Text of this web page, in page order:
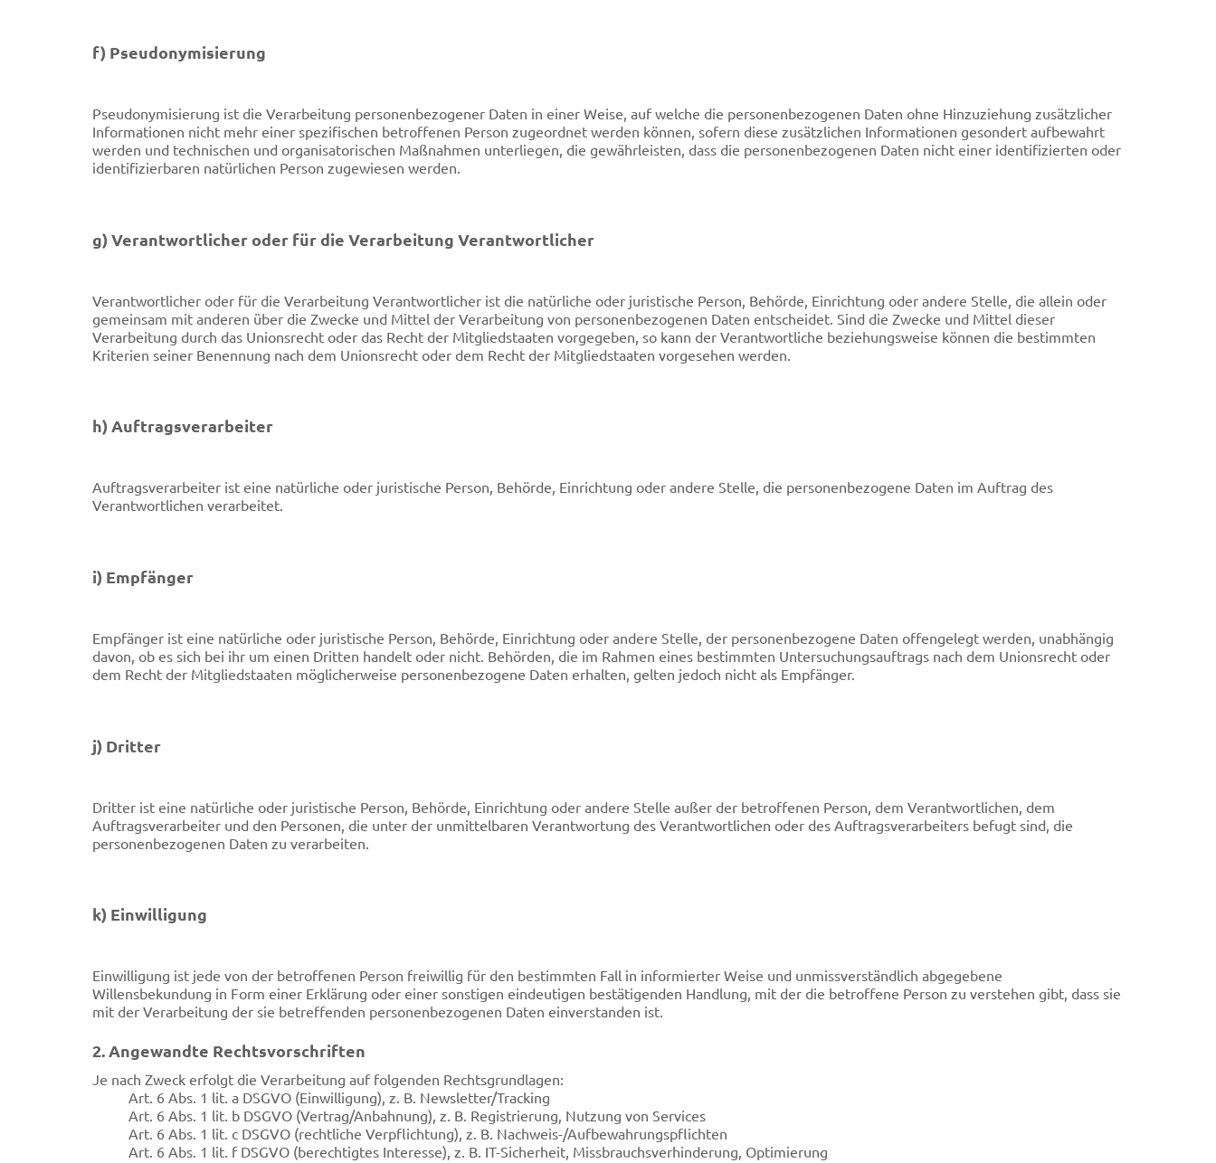
f) Pseudonymisierung
Pseudonymisierung ist die Verarbeitung personenbezogener Daten in einer Weise, auf welche die personenbezogenen Daten ohne Hinzuziehung zusätzlicher
Informationen nicht mehr einer spezifischen betroffenen Person zugeordnet werden können, sofern diese zusätzlichen Informationen gesondert aufbewahrt
werden und technischen und organisatorischen Maßnahmen unterliegen, die gewährleisten, dass die personenbezogenen Daten nicht einer identifizierten oder
identifizierbaren natürlichen Person zugewiesen werden.
g) Verantwortlicher oder für die Verarbeitung Verantwortlicher
Verantwortlicher oder für die Verarbeitung Verantwortlicher ist die natürliche oder juristische Person, Behörde, Einrichtung oder andere Stelle, die allein oder
gemeinsam mit anderen über die Zwecke und Mittel der Verarbeitung von personenbezogenen Daten entscheidet. Sind die Zwecke und Mittel dieser
Verarbeitung durch das Unionsrecht oder das Recht der Mitgliedstaaten vorgegeben, so kann der Verantwortliche beziehungsweise können die bestimmten
Kriterien seiner Benennung nach dem Unionsrecht oder dem Recht der Mitgliedstaaten vorgesehen werden.
h) Auftragsverarbeiter
Auftragsverarbeiter ist eine natürliche oder juristische Person, Behörde, Einrichtung oder andere Stelle, die personenbezogene Daten im Auftrag des
Verantwortlichen verarbeitet.
i) Empfänger
Empfänger ist eine natürliche oder juristische Person, Behörde, Einrichtung oder andere Stelle, der personenbezogene Daten offengelegt werden, unabhängig
davon, ob es sich bei ihr um einen Dritten handelt oder nicht. Behörden, die im Rahmen eines bestimmten Untersuchungsauftrags nach dem Unionsrecht oder
dem Recht der Mitgliedstaaten möglicherweise personenbezogene Daten erhalten, gelten jedoch nicht als Empfänger.
j) Dritter
Dritter ist eine natürliche oder juristische Person, Behörde, Einrichtung oder andere Stelle außer der betroffenen Person, dem Verantwortlichen, dem
Auftragsverarbeiter und den Personen, die unter der unmittelbaren Verantwortung des Verantwortlichen oder des Auftragsverarbeiters befugt sind, die
personenbezogenen Daten zu verarbeiten.
k) Einwilligung
Einwilligung ist jede von der betroffenen Person freiwillig für den bestimmten Fall in informierter Weise und unmissverständlich abgegebene
Willensbekundung in Form einer Erklärung oder einer sonstigen eindeutigen bestätigenden Handlung, mit der die betroffene Person zu verstehen gibt, dass sie
mit der Verarbeitung der sie betreffenden personenbezogenen Daten einverstanden ist.
2. Angewandte Rechtsvorschriften
Je nach Zweck erfolgt die Verarbeitung auf folgenden Rechtsgrundlagen:
Art. 6 Abs. 1 lit. a DSGVO (Einwilligung), z. B. Newsletter/Tracking
Art. 6 Abs. 1 lit. b DSGVO (Vertrag/Anbahnung), z. B. Registrierung, Nutzung von Services
Art. 6 Abs. 1 lit. c DSGVO (rechtliche Verpflichtung), z. B. Nachweis-/Aufbewahrungspflichten
Art. 6 Abs. 1 lit. f DSGVO (berechtigtes Interesse), z. B. IT-Sicherheit, Missbrauchsverhinderung, Optimierung